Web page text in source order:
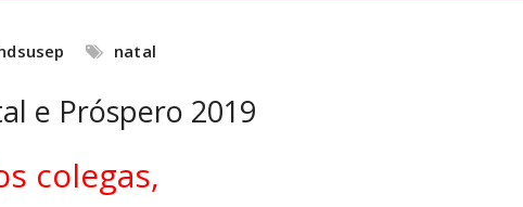
natal
e Próspero 2019
colegas,